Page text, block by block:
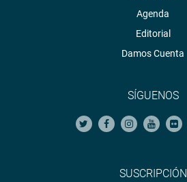
Agenda
Editorial
Damos Cuenta
SÍGUENOS
SUSCRIPCIÓN